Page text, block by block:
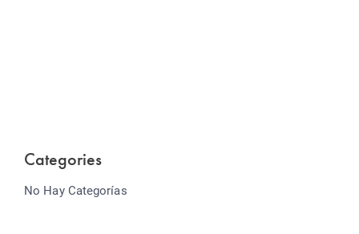
Categories
No Hay Categorías